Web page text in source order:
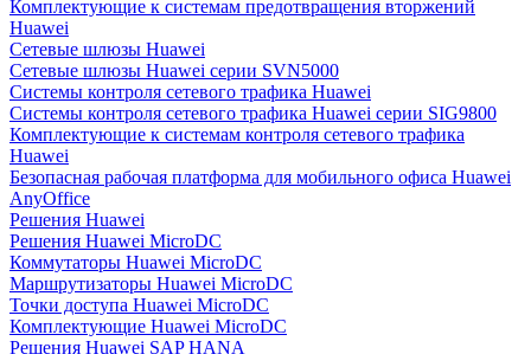
Комплектующие к системам предотвращения вторжений
Huawei
Сетевые шлюзы Huawei
Сетевые шлюзы Huawei серии SVN5000
Системы контроля сетевого трафика Huawei
Системы контроля сетевого трафика Huawei серии SIG9800
Комплектующие к системам контроля сетевого трафика
Huawei
Безопасная рабочая платформа для мобильного офиса Huawei
AnyOffice
Решения Huawei
Решения Huawei MicroDC
Коммутаторы Huawei MicroDC
Маршрутизаторы Huawei MicroDC
Точки доступа Huawei MicroDC
Комплектующие Huawei MicroDC
Решения Huawei SAP HANA